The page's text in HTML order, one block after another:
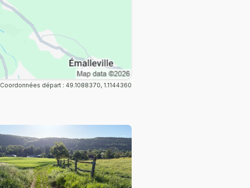
Coordonnées départ : 49.1088370, 1.1144360